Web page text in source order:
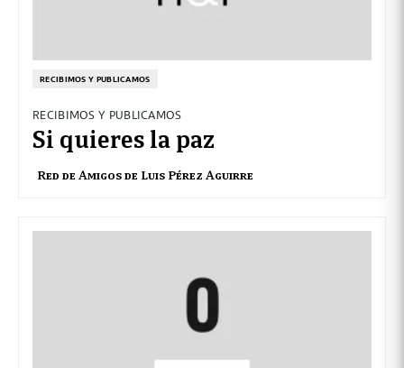
RECIBIMOS Y PUBLICAMOS
RECIBIMOS Y PUBLICAMOS
Si quieres la paz
Red de Amigos de Luis Pérez Aguirre